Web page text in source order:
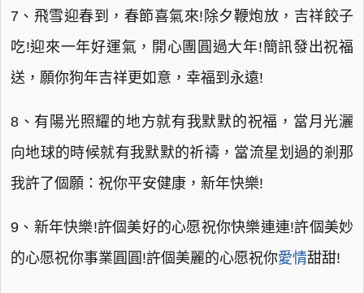
7、飛雪迎春到，春節喜氣來!除夕鞭炮放，吉祥餃子
吃!迎來一年好運氣，開心團圓過大年!簡訊發出祝福
送，願你狗年吉祥更如意，幸福到永遠!
8、有陽光照耀的地方就有我默默的祝福，當月光灑
向地球的時候就有我默默的祈禱，當流星划過的剎那
我許了個願：祝你平安健康，新年快樂!
9、新年快樂!許個美好的心愿祝你快樂連連!許個美妙
的心愿祝你事業圓圓!許個美麗的心愿祝你愛情甜甜!